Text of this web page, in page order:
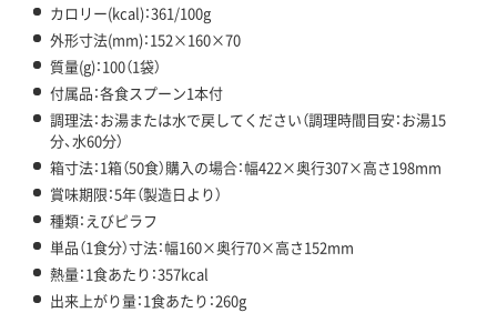
カロリー(kcal)：361/100g
外形寸法(mm)：152×160×70
質量(g)：100（1袋）
付属品：各食スプーン1本付
調理法：お湯または水で戻してください（調理時間目安：お湯15
分、水60分）
箱寸法：1箱（50食）購入の場合：幅422×奥行307×高さ198mm
賞味期限：5年（製造日より）
種類：えびピラフ
単品（1食分）寸法：幅160×奥行70×高さ152mm
熱量：1食あたり：357kcal
出来上がり量：1食あたり：260g